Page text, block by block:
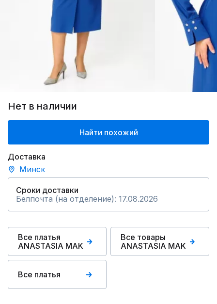
Нет в наличии
Найти похожий
Доставка
Минск
Сроки доставки
Белпочта (на отделение): 17.08.2026
Все платья
ANASTASIA MAK
Все товары
ANASTASIA MAK
Все платья